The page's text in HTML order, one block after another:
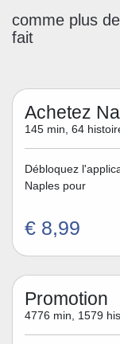
comme plus
fait
Achetez
145 min, 64
Débloquez
Naples pour
€ 8,99
Promotion
4776 min, 1579